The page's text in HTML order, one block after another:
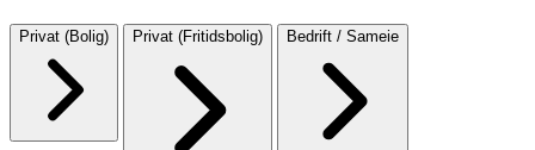
Privat (Bolig) Privat (Fritidsbolig) Bedrift / Sameie